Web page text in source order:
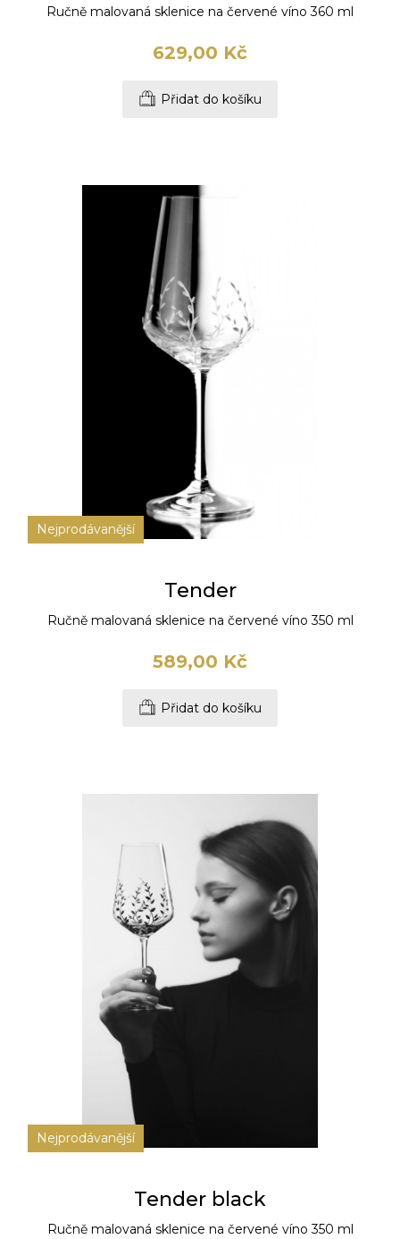
Ručně malovaná sklenice na červené víno 360 ml
629,00 Kč
Přidat do košíku
Nejprodávanější
Tender
Ručně malovaná sklenice na červené víno 350 ml
589,00 Kč
Přidat do košíku
Nejprodávanější
Tender black
Ručně malovaná sklenice na červené víno 350 ml